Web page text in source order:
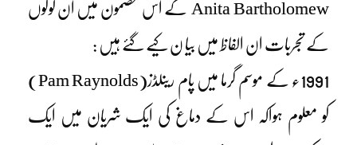
Anita Bartholomew کے اس مضمون میں ان لوگوں
کے تجربات ان الفاظ میں بیا ن کیے گئے ہیں :
1991ء کے موسم گرما میں پام رینلڈز(Pam Raynolds)
کو معلوم ہواکہ اس کے دماغ کی ایک شریان میں ایک